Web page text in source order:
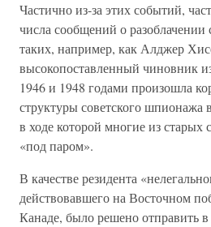
Частично из-за этих событий,
числа сообщений о разоблачении
таких, например, как Алджер
высокопоставленный чиновник
1946 и 1948 годами произошла
структуры советского
в ходе которой многие из старых
«под паром».
В качестве резидента
действовавшего на Восточном
Канаде, было решено отправить